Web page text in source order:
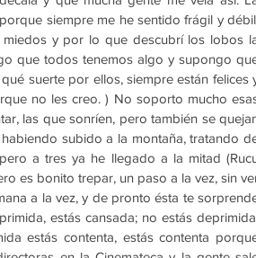
siempre me he sentido frágil y
y por lo que descubrí los lobos
que todos tenemos algo y supongo
suerte por ellos, siempre están felices
no les creo. ) No soporto mucho
las que sonríen, pero también se
subido a la montaña, tratando
a tres ya he llegado a la mitad
es bonito trepar, un paso a la vez, sin
a la vez, y de pronto ésta te
estás cansada; no estás
estás contenta, estás contenta